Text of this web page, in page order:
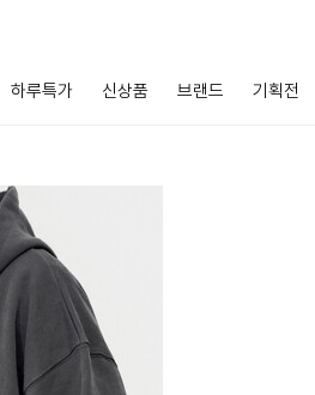
하루특가 신상품 브랜드 기획전